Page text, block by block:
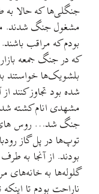
جنگلی‌ها که حالا
مشغول جنگ شدند. من
بودم که مراقب
که در جنگ جمعه
بلشویک‌ها خواستند
شده بود تجاوز کنند
مشهدی انام کشته
جنگ شد… روس های
توپ‌ها در پل گاز
بودند. از آنجا به
گلوله‌ها به
ناراحت بودم تا